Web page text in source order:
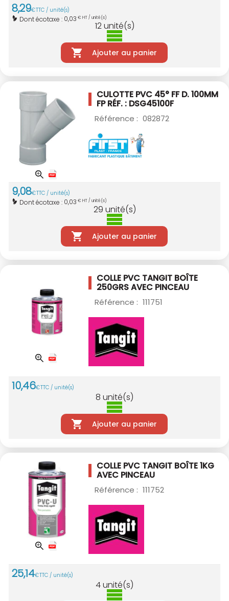
8,29€TTC / unité(s)
Dont écotaxe : 0,03 € HT / unité(s)
12unité(s)
Ajouter au panier
CULOTTE PVC 45° FF D. 100MM
FP RÉF. : DSG45100F
Référence : 082872
9,08€TTC / unité(s)
Dont écotaxe : 0,03 € HT / unité(s)
29 unité(s)
Ajouter au panier
COLLE PVC TANGIT BOÎTE
250GRS AVEC PINCEAU
Référence : 111751
10,46€TTC / unité(s)
8 unité(s)
Ajouter au panier
COLLE PVC TANGIT BOÎTE 1KG
AVEC PINCEAU
Référence : 111752
25,14€TTC / unité(s)
4unité(s)